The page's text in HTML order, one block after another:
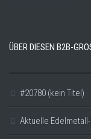
ÜBER DIESEN B2B-
#20780 (kein Titel)
Aktuelle